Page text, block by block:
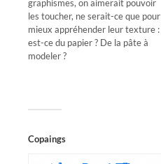
graphismes, on aimerait pouvoir
les toucher, ne serait-ce que pour
mieux appréhender leur texture :
est-ce du papier ? De la pâte à
modeler ?
Copaings